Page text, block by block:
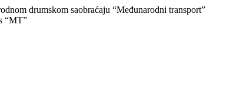
drumskom saobraćaju “Međunarodni transport”
“MT”